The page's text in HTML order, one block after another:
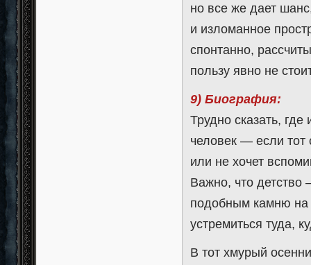
но все же дает
и изломанное
спонтанно,
пользу явно не
9) Биография:
Трудно сказать,
человек — если тот
или не хочет
Важно, что
подобным камню на
устремиться туда,
В тот хмурый